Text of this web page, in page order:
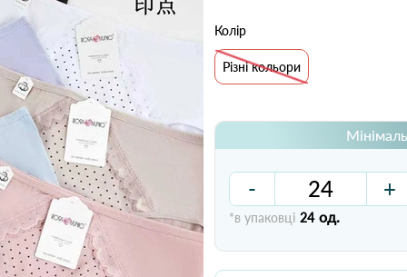
Колір
Різні кольори
- +
*в упаковці 24 од.